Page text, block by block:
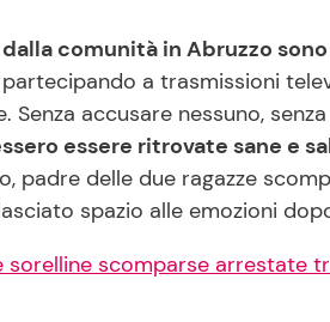
comunità in Abruzzo
a trasmissioni
Senza accusare nessuno,
essere ritrovate sane e
padre delle due ragazze
spazio alle emozioni
sorelline scomparse arrestate